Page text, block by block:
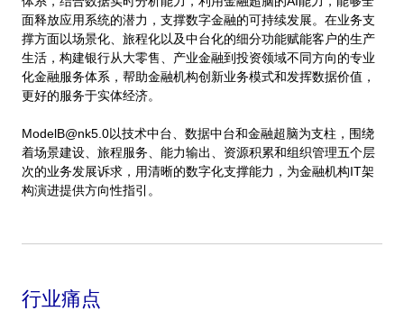
面释放应用系统的潜力，支撑数字金融的可持续发展。在业务支
撑方面以场景化、旅程化以及中台化的细分功能赋能客户的生产
生活，构建银行从大零售、产业金融到投资领域不同方向的专业
化金融服务体系，帮助金融机构创新业务模式和发挥数据价值，
更好的服务于实体经济。
ModelB@nk5.0以技术中台、数据中台和金融超脑为支柱，围绕
着场景建设、旅程服务、能力输出、资源积累和组织管理五个层
次的业务发展诉求，用清晰的数字化支撑能力，为金融机构IT架
构演进提供方向性指引。
行业痛点